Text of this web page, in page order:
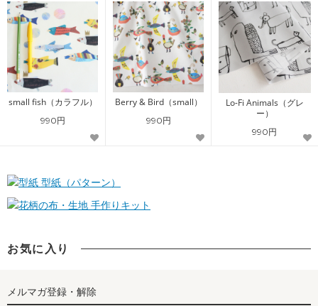
small fish（カラフル）
990円
Berry & Bird（small）
990円
Lo-Fi Animals（グレ
ー）
990円
型紙（パターン）
手作りキット
お気に入り
メルマガ登録・解除